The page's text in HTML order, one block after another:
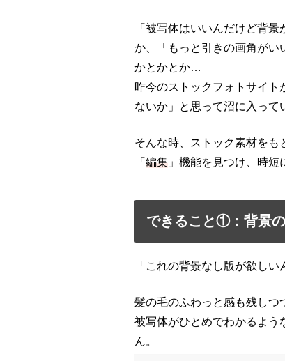
「被写体はいいんだけど背
か、「もっと引きの画角がい
かとかとか…
昨今のストックフォトサイト
ないか」と思って沼に入って
そんな時、ストック素材を
「 編集」機能を見つけ、時短
できること①：背景
「これの背景なし版が欲し
髪の毛のふわっと感も残しつ
被写体がひとめでわかるよう
ん。